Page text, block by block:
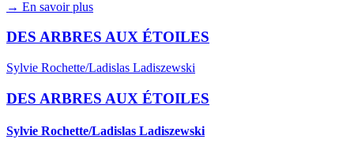
→ En savoir plus
DES ARBRES AUX ÉTOILES
Sylvie Rochette/Ladislas Ladiszewski
DES ARBRES AUX ÉTOILES
Sylvie Rochette/Ladislas Ladiszewski